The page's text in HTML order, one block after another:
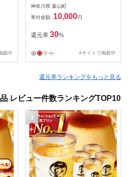
)
載中
[ASCE003]
神奈川県 葉山町
寄付金額: 10,000円
還元率 30%
4サイトで掲載中
還元率ランキングをもっと見る
レビュー件数ランキングTOP10
2